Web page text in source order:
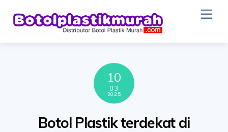
10
03
2025
Botol Plastik terdekat di